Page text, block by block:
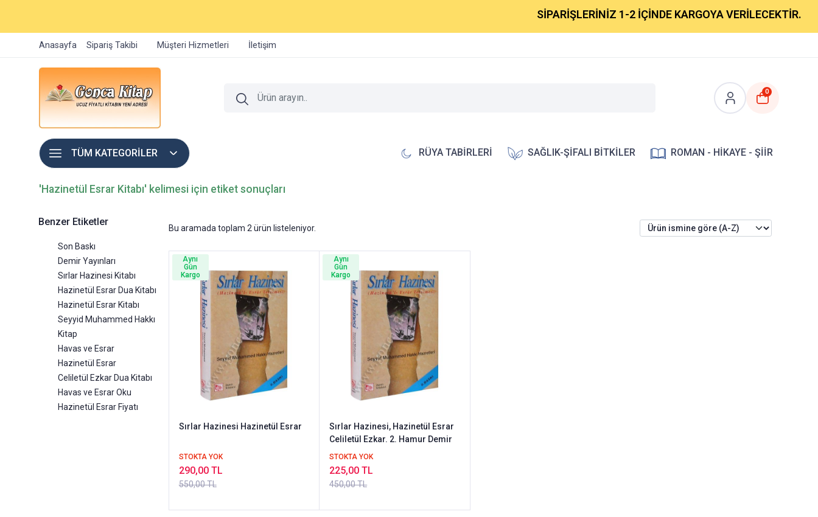
SİPARİŞLERİNİZ 1-2 İÇİNDE KARGOYA VERİLECEKTİR.
Anasayfa Sipariş Takibi Müşteri Hizmetleri İletişim
0
TÜM KATEGORİLER RÜYA TABİRLERİ SAĞLIK-ŞİFALI BİTKİLER ROMAN - HİKAYE - ŞİİR
'Hazinetül Esrar Kitabı' kelimesi için etiket sonuçları
Benzer Etiketler
Son Baskı
Demir Yayınları
Sırlar Hazinesi Kitabı
Hazinetül Esrar Dua Kitabı
Hazinetül Esrar Kitabı
Seyyid Muhammed Hakkı
Kitap
Havas ve Esrar
Hazinetül Esrar
Celiletül Ezkar Dua Kitabı
Havas ve Esrar Oku
Hazinetül Esrar Fiyatı
Bu aramada toplam 2 ürün listeleniyor.
Sırlar Hazinesi Hazinetül Esrar
STOKTA YOK
550,00 TL
290,00 TL
Aynı
Gün
Kargo
Sırlar Hazinesi, Hazinetül Esrar
Celiletül Ezkar. 2. Hamur Demir
STOKTA YOK
450,00 TL
225,00 TL
Aynı
Gün
Kargo